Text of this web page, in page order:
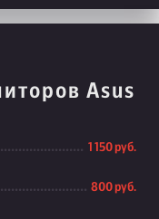
Asus
1 150 руб.
800 руб.